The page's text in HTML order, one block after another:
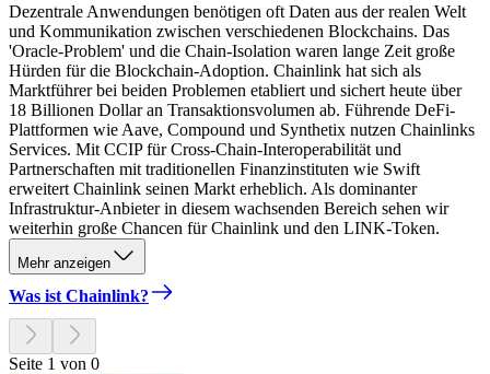
Dezentrale Anwendungen benötigen oft Daten aus der realen Welt
und Kommunikation zwischen verschiedenen Blockchains. Das
'Oracle-Problem' und die Chain-Isolation waren lange Zeit große
Hürden für die Blockchain-Adoption. Chainlink hat sich als
Marktführer bei beiden Problemen etabliert und sichert heute über
18 Billionen Dollar an Transaktionsvolumen ab. Führende DeFi-
Plattformen wie Aave, Compound und Synthetix nutzen Chainlinks
Services. Mit CCIP für Cross-Chain-Interoperabilität und
Partnerschaften mit traditionellen Finanzinstituten wie Swift
erweitert Chainlink seinen Markt erheblich. Als dominanter
Infrastruktur-Anbieter in diesem wachsenden Bereich sehen wir
weiterhin große Chancen für Chainlink und den LINK-Token.
Mehr anzeigen
Was ist Chainlink?
Seite 1 von 0